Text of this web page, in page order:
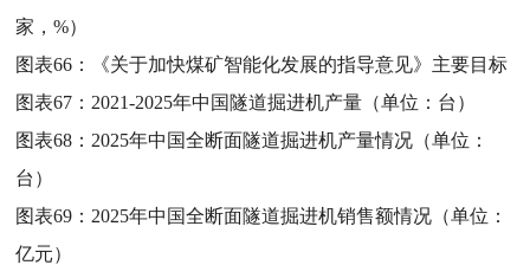
家，%）
图表66：
《关于加快煤矿智能化发展的指导意见》主要目标
图表67： 2021-2025年中国隧道掘进机产量（单位：台）
图表68： 2025年中国全断面隧道掘进机产量情况（单位：
台）
图表69： 2025年中国全断面隧道掘进机销售额情况（单位：
亿元）